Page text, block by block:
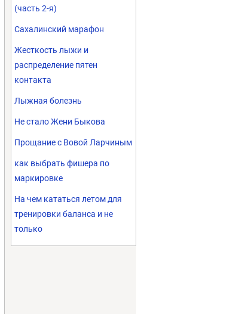
(часть 2-я)
Сахалинский марафон
Жесткость лыжи и
распределение пятен
контакта
Лыжная болезнь
Не стало Жени Быкова
Прощание с Вовой Ларчиным
как выбрать фишера по
маркировке
На чем кататься летом для
тренировки баланса и не
только